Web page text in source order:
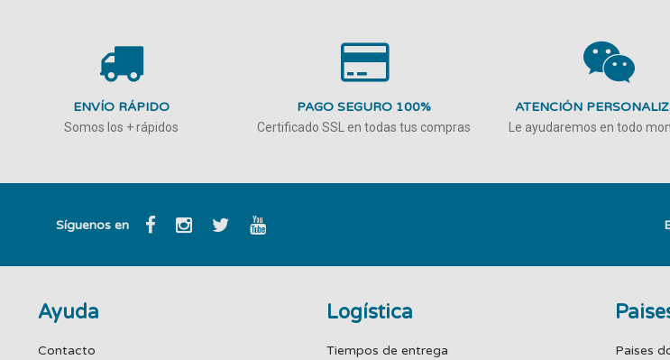
ENVÍO RÁPIDO
Somos los + rápidos
PAGO SEGURO 100%
Certificado SSL en todas tus compras
ATENCIÓN
Le ayudaremos en todo
Síguenos en
Ayuda
Contacto
Logística
Tiempos de entrega
Paises